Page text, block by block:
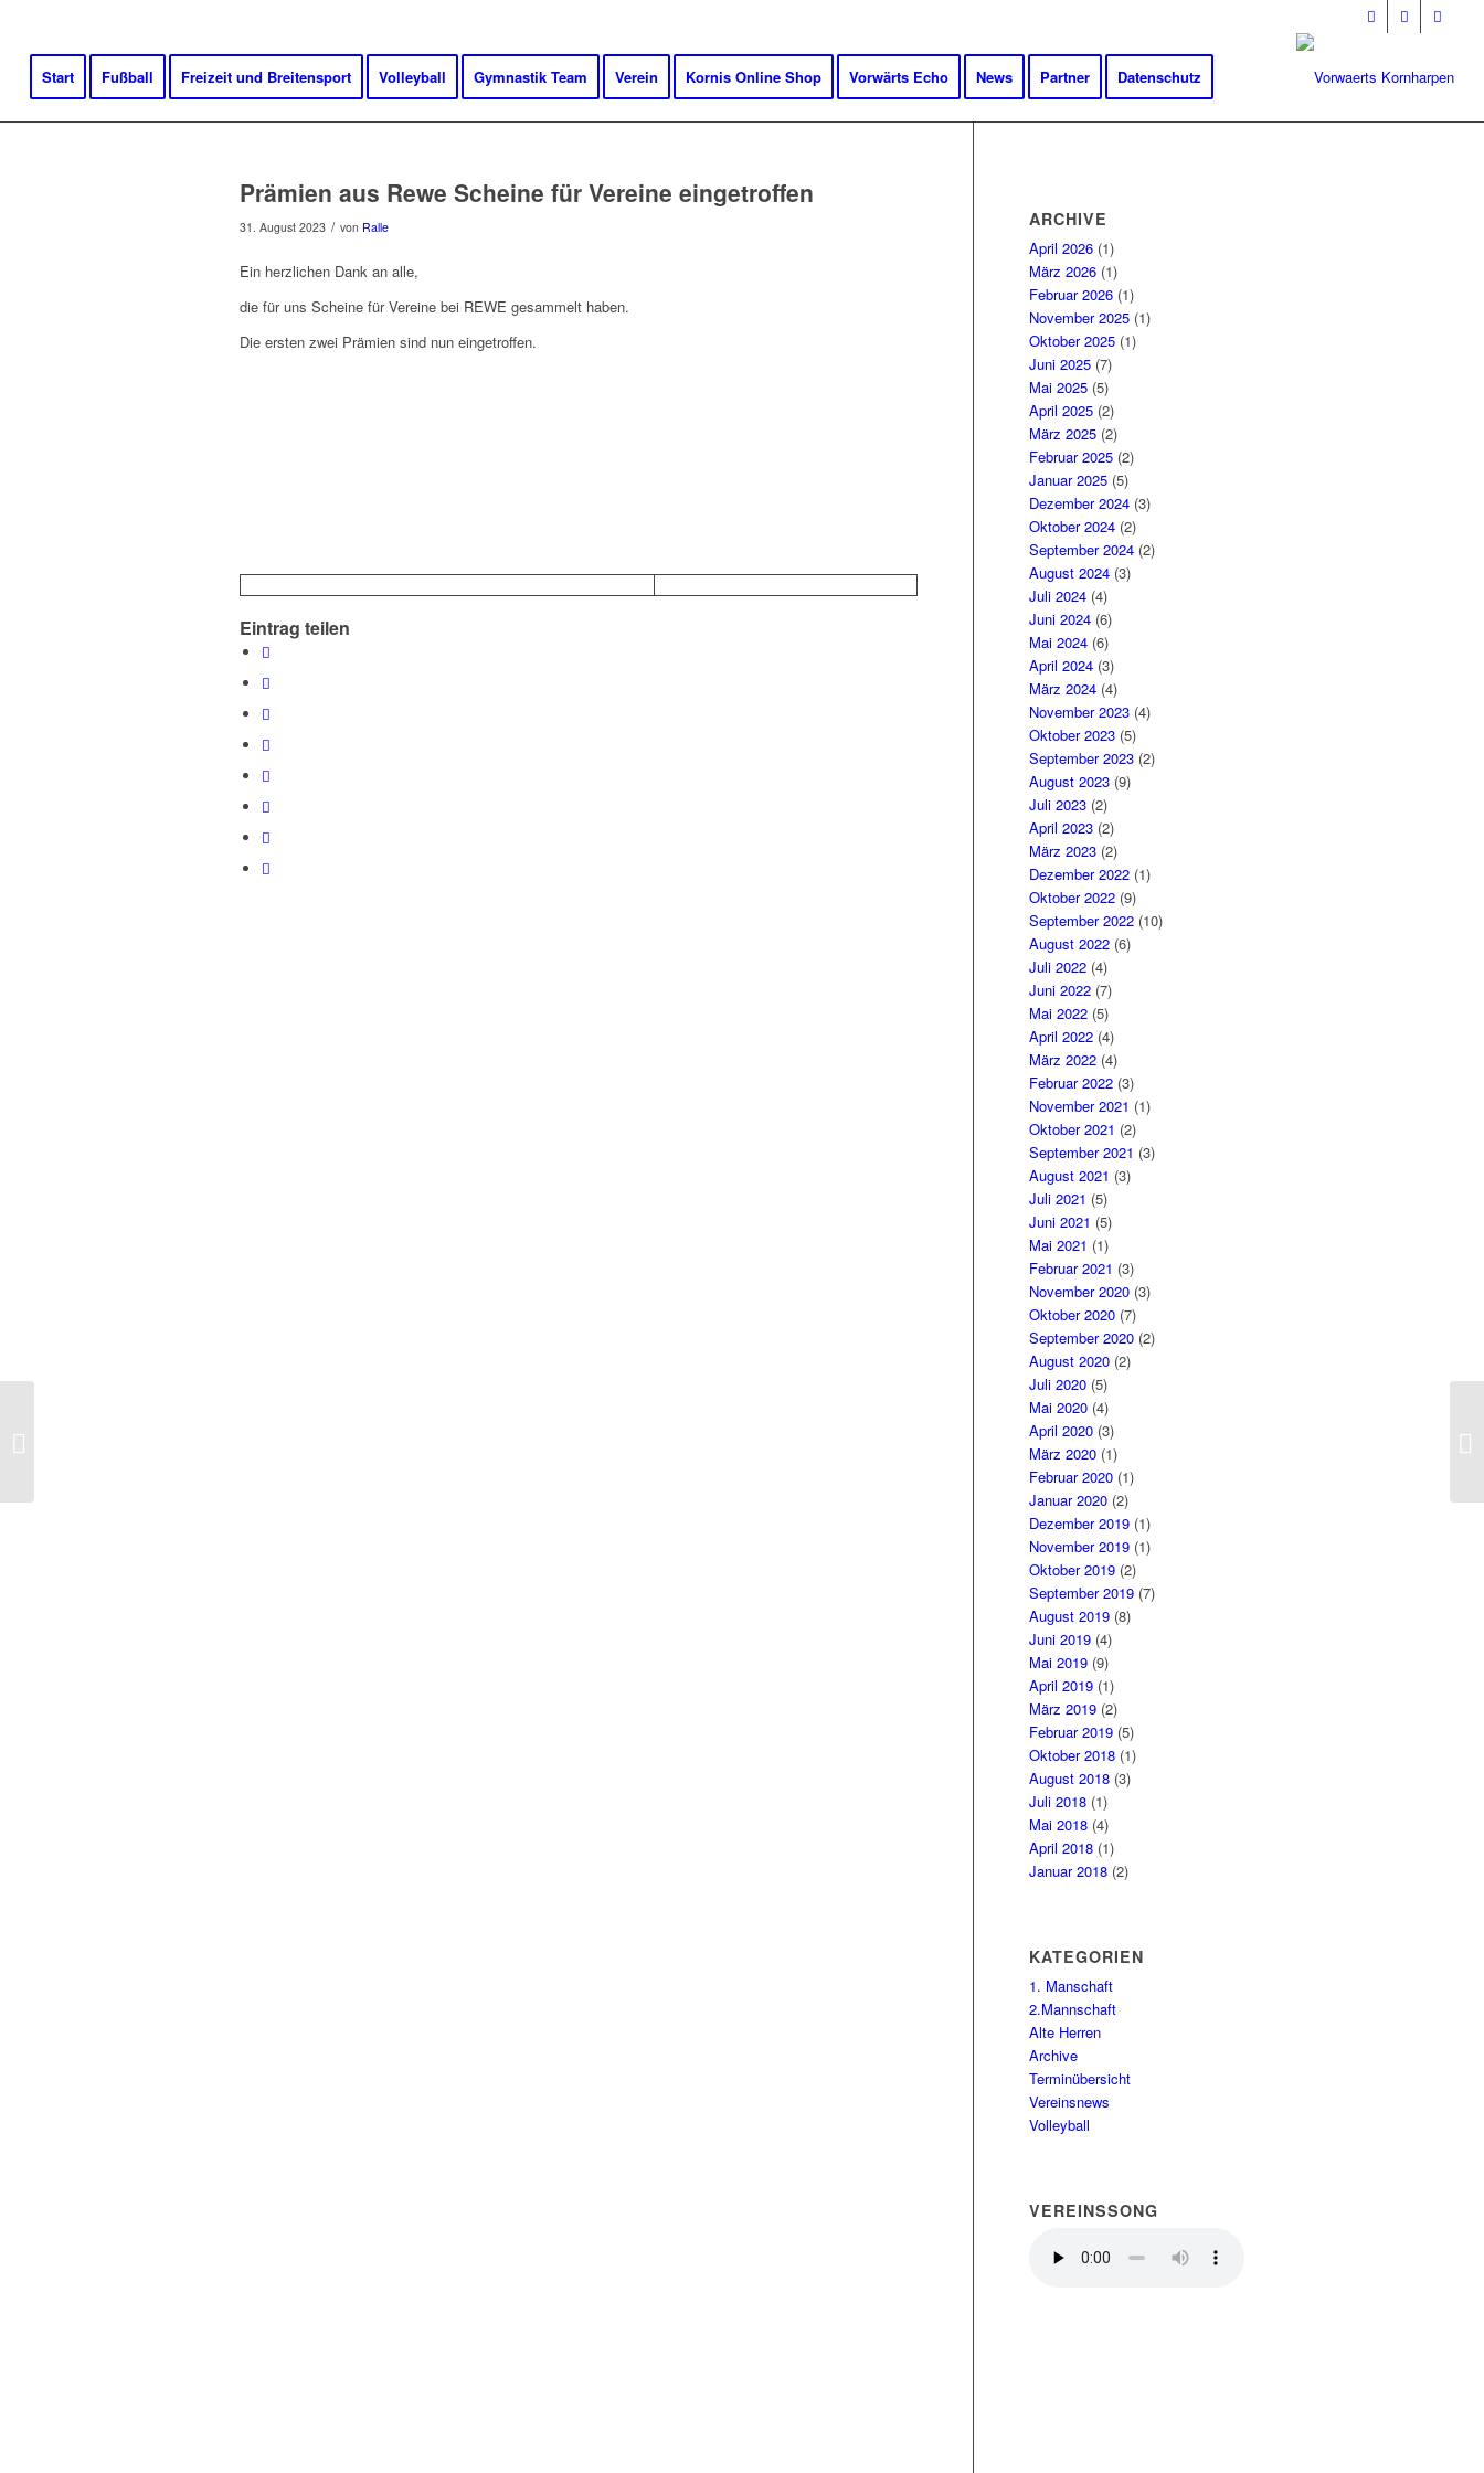
Start Fußball Freizeit und Breitensport Volleyball Gymnastik Team Verein Kornis Online Shop Vorwärts Echo News Partner Datenschutz
Prämien aus Rewe Scheine für Vereine eingetroffen
31. August 2023 / von Ralle
Ein herzlichen Dank an alle,
die für uns Scheine für Vereine bei REWE gesammelt haben.
Die ersten zwei Prämien sind nun eingetroffen.
Eintrag teilen
ARCHIVE
April 2026 (1)
März 2026 (1)
Februar 2026 (1)
November 2025 (1)
Oktober 2025 (1)
Juni 2025 (7)
Mai 2025 (5)
April 2025 (2)
März 2025 (2)
Februar 2025 (2)
Januar 2025 (5)
Dezember 2024 (3)
Oktober 2024 (2)
September 2024 (2)
August 2024 (3)
Juli 2024 (4)
Juni 2024 (6)
Mai 2024 (6)
April 2024 (3)
März 2024 (4)
November 2023 (4)
Oktober 2023 (5)
September 2023 (2)
August 2023 (9)
Juli 2023 (2)
April 2023 (2)
März 2023 (2)
Dezember 2022 (1)
Oktober 2022 (9)
September 2022 (10)
August 2022 (6)
Juli 2022 (4)
Juni 2022 (7)
Mai 2022 (5)
April 2022 (4)
März 2022 (4)
Februar 2022 (3)
November 2021 (1)
Oktober 2021 (2)
September 2021 (3)
August 2021 (3)
Juli 2021 (5)
Juni 2021 (5)
Mai 2021 (1)
Februar 2021 (3)
November 2020 (3)
Oktober 2020 (7)
September 2020 (2)
August 2020 (2)
Juli 2020 (5)
Mai 2020 (4)
April 2020 (3)
März 2020 (1)
Februar 2020 (1)
Januar 2020 (2)
Dezember 2019 (1)
November 2019 (1)
Oktober 2019 (2)
September 2019 (7)
August 2019 (8)
Juni 2019 (4)
Mai 2019 (9)
April 2019 (1)
März 2019 (2)
Februar 2019 (5)
Oktober 2018 (1)
August 2018 (3)
Juli 2018 (1)
Mai 2018 (4)
April 2018 (1)
Januar 2018 (2)
KATEGORIEN
1. Manschaft
2.Mannschaft
Alte Herren
Archive
Terminübersicht
Vereinsnews
Volleyball
VEREINSSONG